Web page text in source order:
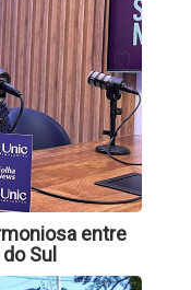
entre
Sul